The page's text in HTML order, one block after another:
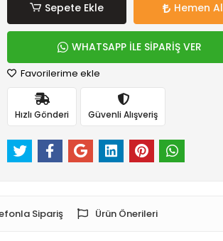
Sepete Ekle Hemen Al
WHATSAPP İLE SİPARİŞ VER
Favorilerime ekle
Hızlı Gönderi Güvenli Alışveriş
Sipariş Ürün Önerileri